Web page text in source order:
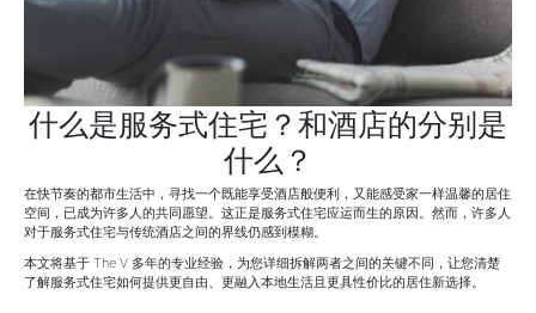
什么是服务式住宅？和酒店的分别是
什么？
在快节奏的都市生活中，寻找一个既能享受酒店般便利，又能感受家一样温馨的居住
空间，已成为许多人的共同愿望。这正是服务式住宅应运而生的原因。然而，许多人
对于服务式住宅与传统酒店之间的界线仍感到模糊。
本文将基于 The V 多年的专业经验，为您详细拆解两者之间的关键不同，让您清楚
了解服务式住宅如何提供更自由、更融入本地生活且更具性价比的居住新选择。